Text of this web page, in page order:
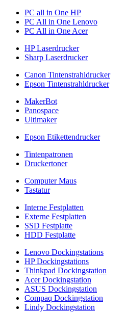
PC all in One HP
PC All in One Lenovo
PC All in One Acer
HP Laserdrucker
Sharp Laserdrucker
Canon Tintenstrahldrucker
Epson Tintenstrahldrucker
MakerBot
Panospace
Ultimaker
Epson Etikettendrucker
Tintenpatronen
Druckertoner
Computer Maus
Tastatur
Interne Festplatten
Externe Festplatten
SSD Festplatte
HDD Festplatte
Lenovo Dockingstations
HP Dockingstations
Thinkpad Dockingstation
Acer Dockingstation
ASUS Dockingstation
Compaq Dockingstation
Lindy Dockingstation